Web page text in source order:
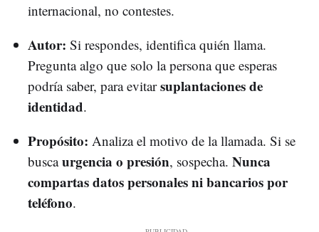
internacional, no contestes.
Autor: Si respondes, identifica quién llama.
Pregunta algo que solo la persona que esperas
podría saber, para evitarsuplantaciones de
identidad.
Propósito: Analiza el motivo de la llamada. Si se
buscaurgencia o presión, sospecha. Nunca
compartas datos personales ni bancarios por
teléfono.